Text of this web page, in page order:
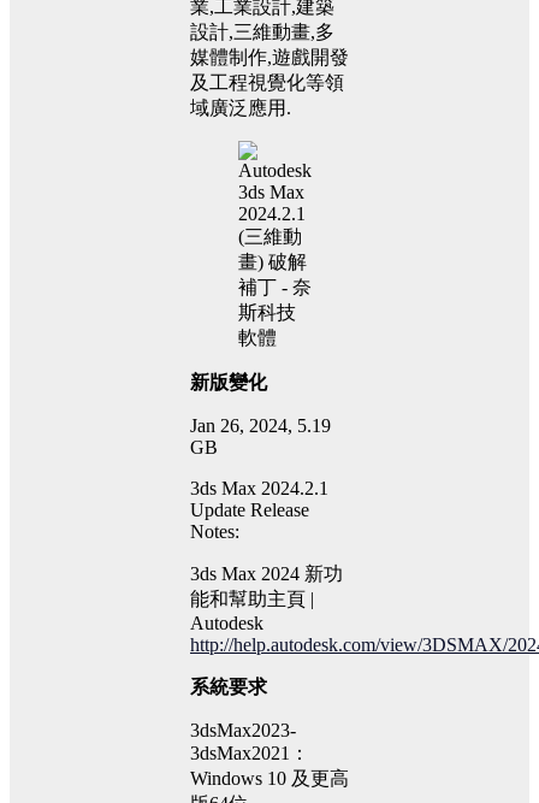
業,工業設計,建築
設計,三維動畫,多
媒體制作,遊戲開發
及工程視覺化等領
域廣泛應用.
新版變化
Jan 26, 2024, 5.19
GB
3ds Max 2024.2.1
Update Release
Notes:
3ds Max 2024 新功
能和幫助主頁 |
Autodesk
http://help.autodesk.com/view/3DSMAX/
系統要求
3dsMax2023-
3dsMax2021：
Windows 10 及更高